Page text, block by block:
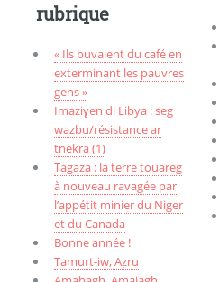
rubrique
« Ils buvaient du café en
exterminant les pauvres
gens »
Imaziɣen di Libya : seg
wazbu/résistance ar
tnekra (1)
Tagaza : la terre touareg
à nouveau ravagée par
l’appétit minier du Niger
et du Canada
Bonne année !
Tamurt-iw, Aẓru